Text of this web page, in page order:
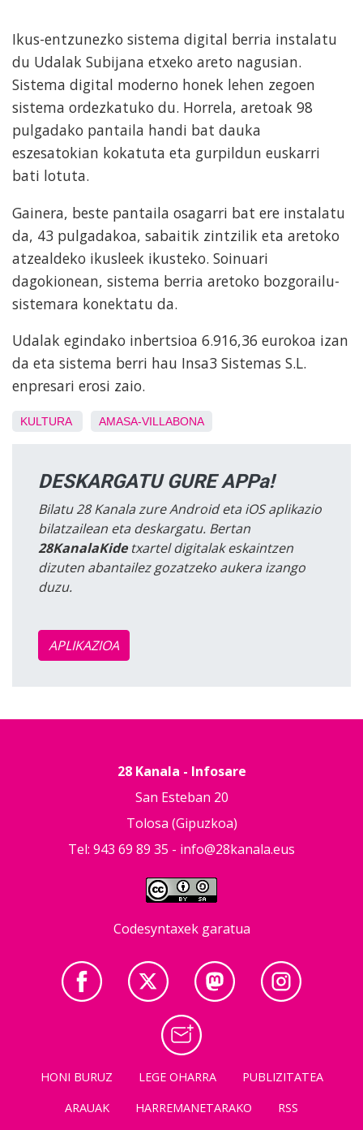
Ikus-entzunezko sistema digital berria instalatu
du Udalak Subijana etxeko areto nagusian.
Sistema digital moderno honek lehen zegoen
sistema ordezkatuko du. Horrela, aretoak 98
pulgadako pantaila handi bat dauka
eszesatokian kokatuta eta gurpildun euskarri
bati lotuta.
Gainera, beste pantaila osagarri bat ere instalatu
da, 43 pulgadakoa, sabaitik zintzilik eta aretoko
atzealdeko ikusleek ikusteko. Soinuari
dagokionean, sistema berria aretoko bozgorailu-
sistemara konektatu da.
Udalak egindako inbertsioa 6.916,36 eurokoa izan
da eta sistema berri hau Insa3 Sistemas S.L.
enpresari erosi zaio.
KULTURA AMASA-VILLABONA
DESKARGATU GURE APPa!
Bilatu 28 Kanala zure Android eta iOS aplikazio
bilatzailean eta deskargatu. Bertan
28KanalaKidetxartel digitalak eskaintzen
dizuten abantailez gozatzeko aukera izango
duzu.
APLIKAZIOA
28 Kanala - Infosare
San Esteban 20
Tolosa (Gipuzkoa)
Tel: 943 69 89 35 - info@28kanala.eus
Codesyntaxek garatua
HONI BURUZ LEGE OHARRA
PUBLIZITATEA
ARAUAK
HARREMANETARAKO RSS